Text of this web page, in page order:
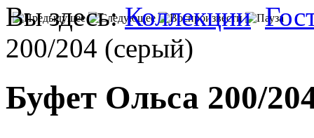
Вы здесь:Коллекции
200/204 (серый)
Буфет Ольса 200/